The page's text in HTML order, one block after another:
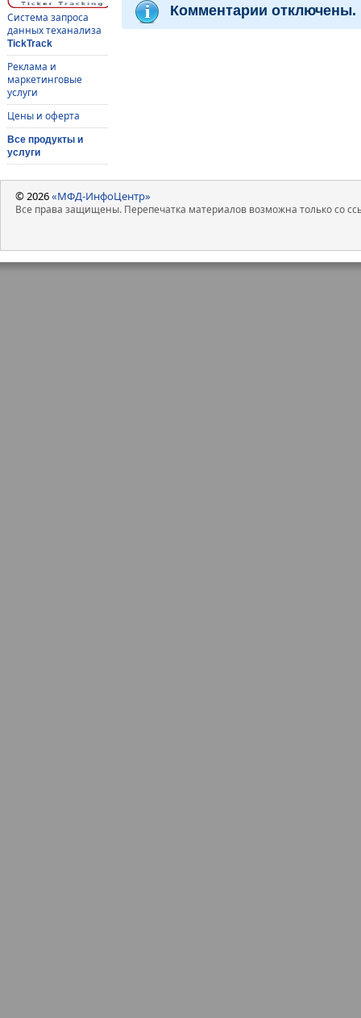
Система запроса
данных теханализа
TickTrack
Реклама и
маркетинговые
услуги
Цены и оферта
Все продукты и
услуги
Комментарии отключены.
© 2026«МФД-ИнфоЦентр»
Все права защищены. Перепечатка материалов возможна только со